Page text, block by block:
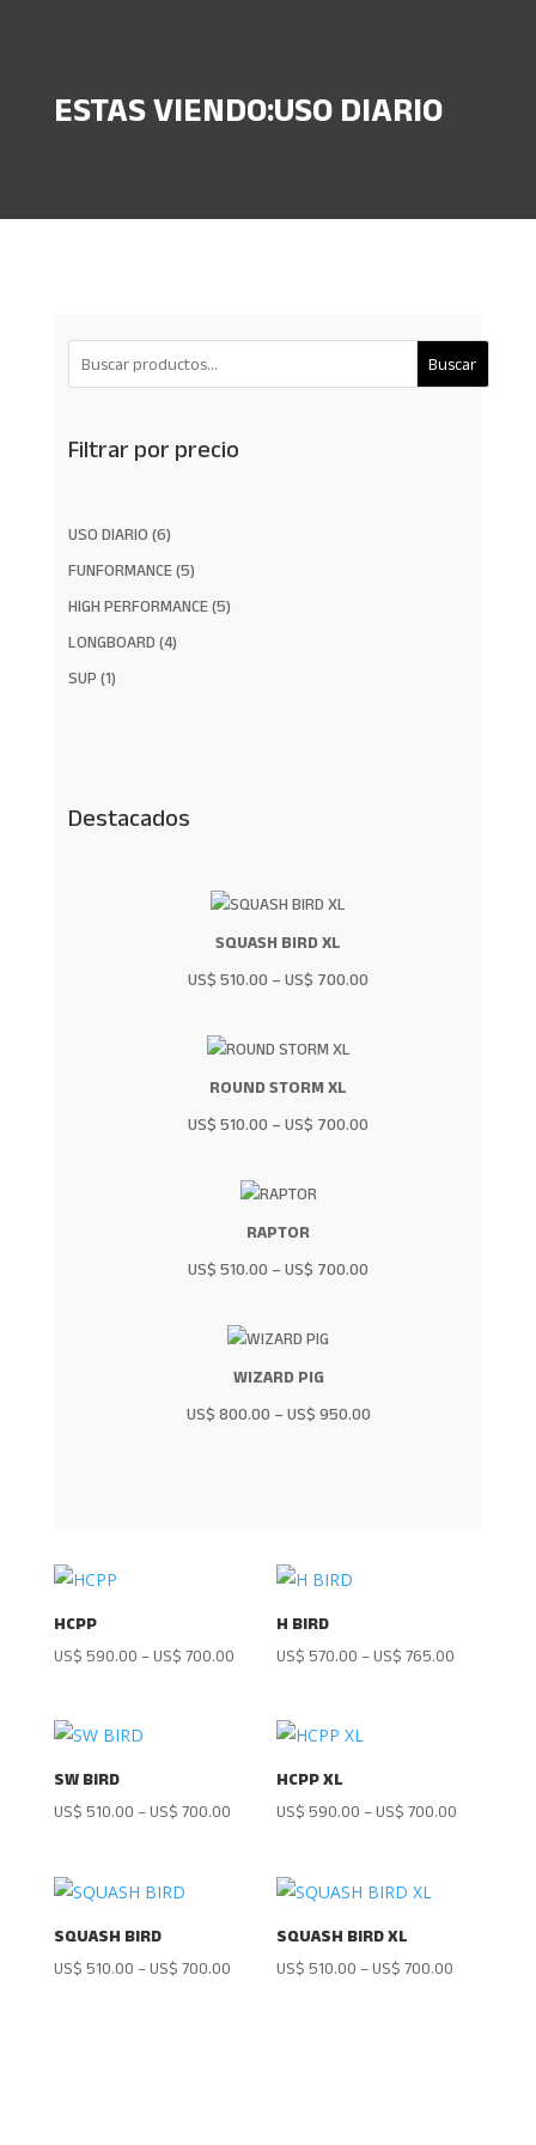
ESTAS VIENDO:USO DIARIO
Buscar
Filtrar por precio
USO DIARIO 66
FUNFORMANCE 55
HIGH PERFORMANCE 55
LONGBOARD 44
SUP 11
Destacados
SQUASH BIRD XL
US$ 510.00 –US$ 700.00
ROUND STORM XL
US$ 510.00 –US$ 700.00
RAPTOR
US$ 510.00 –US$ 700.00
WIZARD PIG
US$ 800.00 – US$ 950.00
HCPP
US$ 590.00 –US$ 700.00
H BIRD
US$ 570.00 –US$ 765.00
SW BIRD
US$ 510.00 –US$ 700.00
HCPP XL
US$ 590.00 –US$ 700.00
SQUASH BIRD
US$ 510.00 –US$ 700.00
SQUASH BIRD XL
US$ 510.00 –US$ 700.00